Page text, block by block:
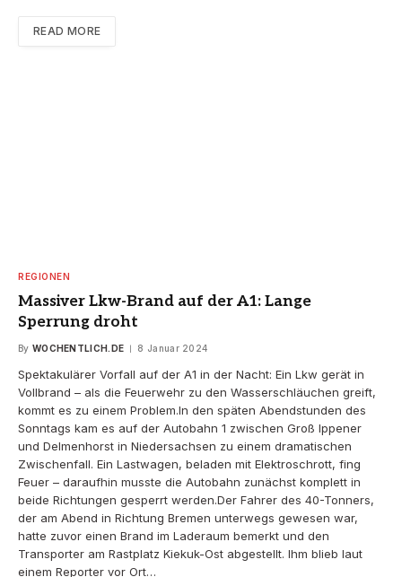
READ MORE
REGIONEN
Massiver Lkw-Brand auf der A1: Lange
Sperrung droht
By WOCHENTLICH.DE 8 Januar 2024
Spektakulärer Vorfall auf der A1 in der Nacht: Ein Lkw gerät in
Vollbrand – als die Feuerwehr zu den Wasserschläuchen greift,
kommt es zu einem Problem.In den späten Abendstunden des
Sonntags kam es auf der Autobahn 1 zwischen Groß Ippener
und Delmenhorst in Niedersachsen zu einem dramatischen
Zwischenfall. Ein Lastwagen, beladen mit Elektroschrott, fing
Feuer – daraufhin musste die Autobahn zunächst komplett in
beide Richtungen gesperrt werden.Der Fahrer des 40-Tonners,
der am Abend in Richtung Bremen unterwegs gewesen war,
hatte zuvor einen Brand im Laderaum bemerkt und den
Transporter am Rastplatz Kiekuk-Ost abgestellt. Ihm blieb laut
einem Reporter vor Ort…